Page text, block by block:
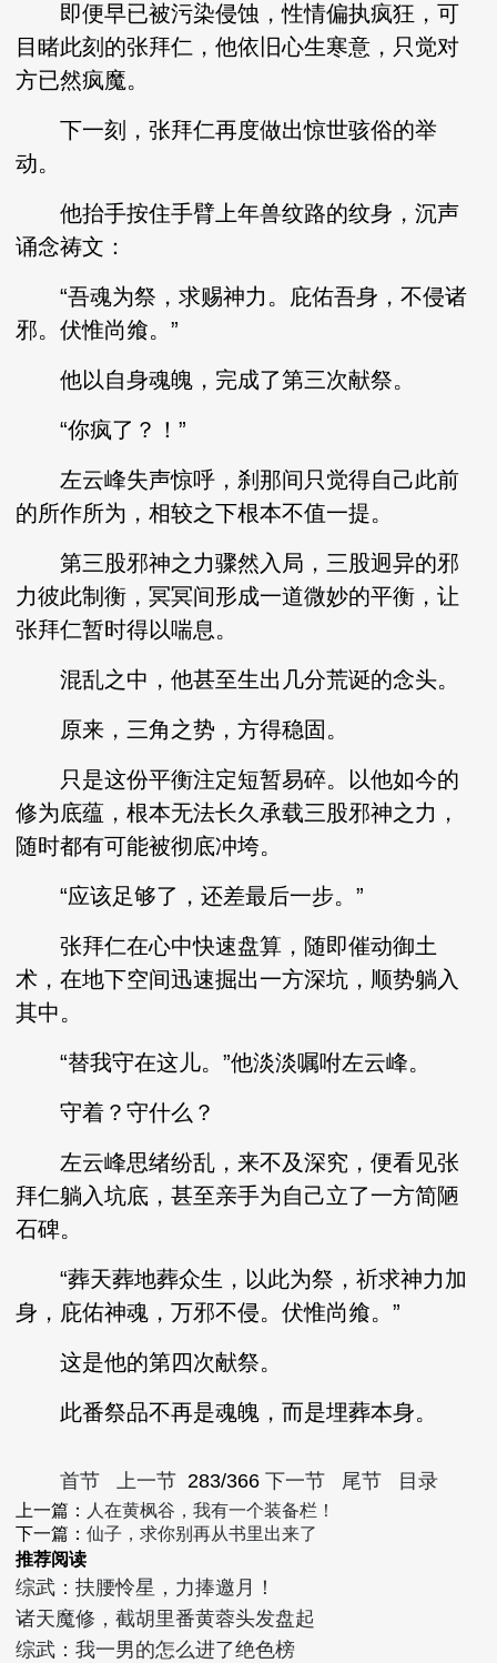
即便早已被污染侵蚀，性情偏执疯狂，可
目睹此刻的张拜仁，他依旧心生寒意，只觉对
方已然疯魔。
下一刻，张拜仁再度做出惊世骇俗的举
动。
他抬手按住手臂上年兽纹路的纹身，沉声
诵念祷文：
“吾魂为祭，求赐神力。庇佑吾身，不侵诸
邪。伏惟尚飨。”
他以自身魂魄，完成了第三次献祭。
“你疯了？！”
左云峰失声惊呼，刹那间只觉得自己此前
的所作所为，相较之下根本不值一提。
第三股邪神之力骤然入局，三股迥异的邪
力彼此制衡，冥冥间形成一道微妙的平衡，让
张拜仁暂时得以喘息。
混乱之中，他甚至生出几分荒诞的念头。
原来，三角之势，方得稳固。
只是这份平衡注定短暂易碎。以他如今的
修为底蕴，根本无法长久承载三股邪神之力，
随时都有可能被彻底冲垮。
“应该足够了，还差最后一步。”
张拜仁在心中快速盘算，随即催动御土
术，在地下空间迅速掘出一方深坑，顺势躺入
其中。
“替我守在这儿。”他淡淡嘱咐左云峰。
守着？守什么？
左云峰思绪纷乱，来不及深究，便看见张
拜仁躺入坑底，甚至亲手为自己立了一方简陋
石碑。
“葬天葬地葬众生，以此为祭，祈求神力加
身，庇佑神魂，万邪不侵。伏惟尚飨。”
这是他的第四次献祭。
此番祭品不再是魂魄，而是埋葬本身。
首节 上一节 283/366 下一节 尾节 目录
上一篇：
人在黄枫谷，我有一个装备栏！
下一篇：仙子，求你别再从书里出来了
推荐阅读
综武：扶腰怜星，力捧邀月！
诸天魔修，截胡里番黄蓉头发盘起
综武：我一男的怎么进了绝色榜